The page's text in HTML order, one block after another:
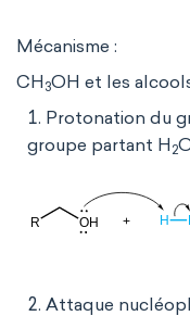
Mécanisme :
CH 3OH et les
Protonation du
groupe partant H 2
Attaque